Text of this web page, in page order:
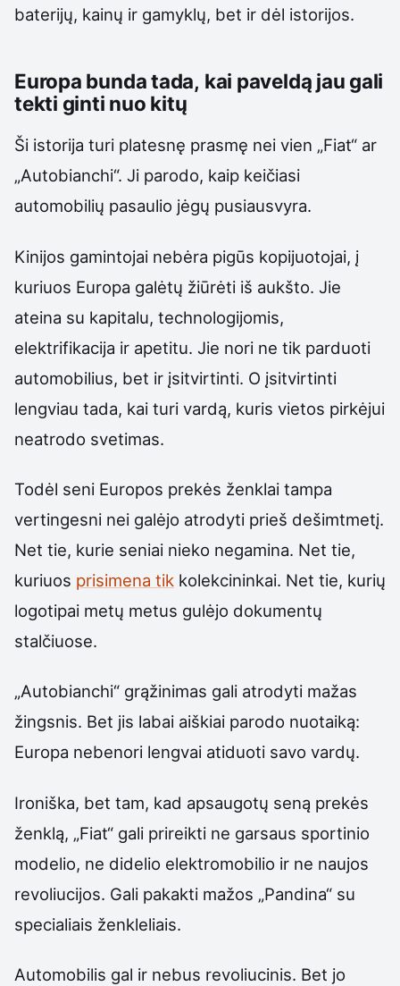
baterijų, kainų ir gamyklų, bet ir dėl istorijos.
Europa bunda tada, kai paveldą jau gali
tekti ginti nuo kitų
Ši istorija turi platesnę prasmę nei vien „Fiat“ ar
„Autobianchi“. Ji parodo, kaip keičiasi
automobilių pasaulio jėgų pusiausvyra.
Kinijos gamintojai nebėra pigūs kopijuotojai, į
kuriuos Europa galėtų žiūrėti iš aukšto. Jie
ateina su kapitalu, technologijomis,
elektrifikacija ir apetitu. Jie nori ne tik parduoti
automobilius, bet ir įsitvirtinti. O įsitvirtinti
lengviau tada, kai turi vardą, kuris vietos pirkėjui
neatrodo svetimas.
Todėl seni Europos prekės ženklai tampa
vertingesni nei galėjo atrodyti prieš dešimtmetį.
Net tie, kurie seniai nieko negamina. Net tie,
kuriuos prisimena tik kolekcininkai. Net tie, kurių
logotipai metų metus gulėjo dokumentų
stalčiuose.
„Autobianchi“ grąžinimas gali atrodyti mažas
žingsnis. Bet jis labai aiškiai parodo nuotaiką:
Europa nebenori lengvai atiduoti savo vardų.
Ironiška, bet tam, kad apsaugotų seną prekės
ženklą, „Fiat“ gali prireikti ne garsaus sportinio
modelio, ne didelio elektromobilio ir ne naujos
revoliucijos. Gali pakakti mažos „Pandina“ su
specialiais ženkleliais.
Automobilis gal ir nebus revoliucinis. Bet jo